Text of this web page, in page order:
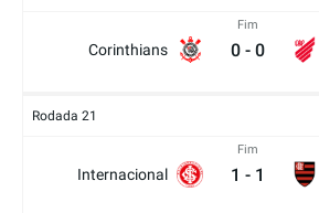
Corinthians
Fim
0 - 0
Rodada 21
Internacional
Fim
1 - 1